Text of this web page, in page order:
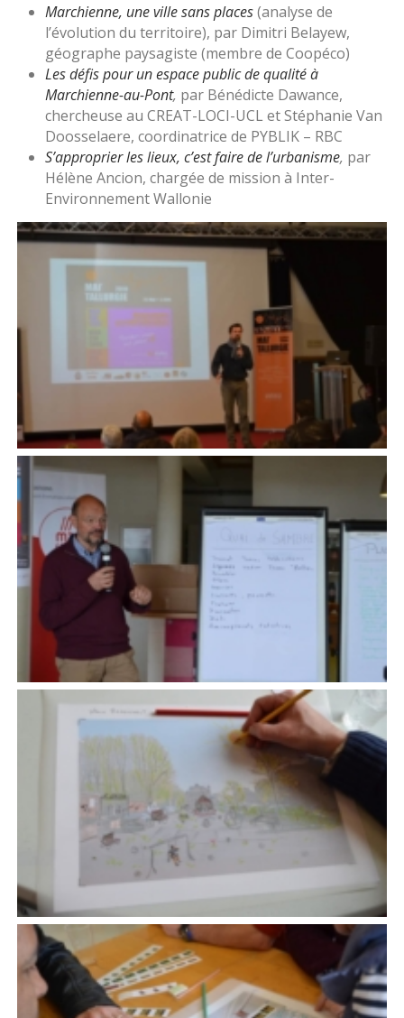
Marchienne, une ville sans places(analyse de
l’évolution du territoire), par Dimitri Belayew,
géographe paysagiste (membre de Coopéco)
Les défis pour un espace public de qualité à
Marchienne-au-Pont, par Bénédicte Dawance,
chercheuse au CREAT-LOCI-UCL et Stéphanie Van
Doosselaere, coordinatrice de PYBLIK – RBC
S’approprier les lieux, c’est faire de l’urbanisme, par
Hélène Ancion, chargée de mission à Inter-
Environnement Wallonie